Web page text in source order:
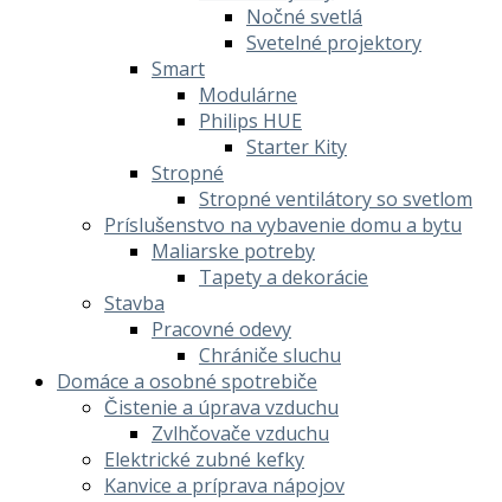
Nočné svetlá
Svetelné projektory
Smart
Modulárne
Philips HUE
Starter Kity
Stropné
Stropné ventilátory so svetlom
Príslušenstvo na vybavenie domu a bytu
Maliarske potreby
Tapety a dekorácie
Stavba
Pracovné odevy
Chrániče sluchu
Domáce a osobné spotrebiče
Čistenie a úprava vzduchu
Zvlhčovače vzduchu
Elektrické zubné kefky
Kanvice a príprava nápojov